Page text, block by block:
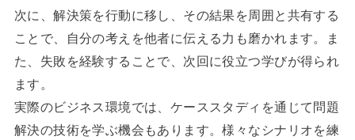
次に、解決策を行動に移し、その結果を周囲と共有する
ことで、自分の考えを他者に伝える力も磨かれます。ま
た、失敗を経験することで、次回に役立つ学びが得られ
ます。
実際のビジネス環境では、ケーススタディを通じて問題
解決の技術を学ぶ機会もあります。様々なシナリオを練